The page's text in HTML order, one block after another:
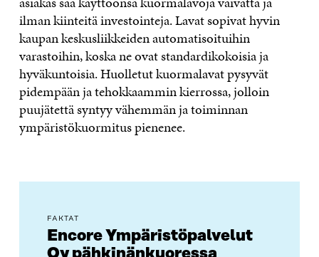
ilman kiinteitä investointeja. Lavat sopivat hyvin
kaupan keskusliikkeiden automatisoituihin
varastoihin, koska ne ovat standardikokoisia ja
hyväkuntoisia. Huolletut kuormalavat pysyvät
pidempään ja tehokkaammin kierrossa, jolloin
puujätettä syntyy vähemmän ja toiminnan
ympäristökuormitus pienenee.
FAKTAT
Encore Ympäristöpalvelut